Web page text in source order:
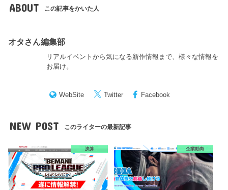
ABOUT この記事をかいた人
オタさん編集部
リアルイベントから気になる新作情報まで、様々な情報を
お届け。
WebSite Twitter Facebook
NEW POST このライターの最新記事
決算 企業動向